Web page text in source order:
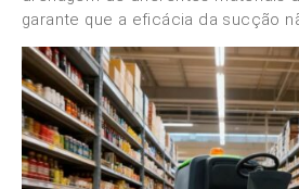
garante que a eficácia da sucção